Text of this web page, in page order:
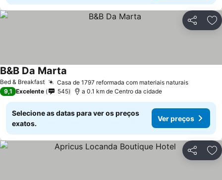
Partilhar
Bed & Breakfast Casa de 1797 reformada com materiais naturais
B&B Da Marta
9,1 Excelente 545 a 0.1 km de Centro da cidade
Selecione as datas para ver os preços
exatos.
Ver preços
Partilhar